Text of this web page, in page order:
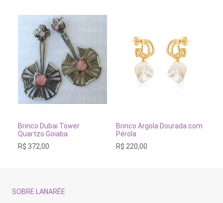
ADICIONAR AO CARRINHO
Brinco Dubai Tower
Quartzo Goiaba
R$ 372,00
ADICIONAR AO
Brinco Argola Dourada com
Pérola
R$ 220,00
SOBRE LANARÉE